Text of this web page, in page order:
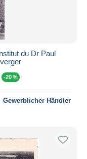
du Dr Paul
-20 %
Gewerblicher Händler